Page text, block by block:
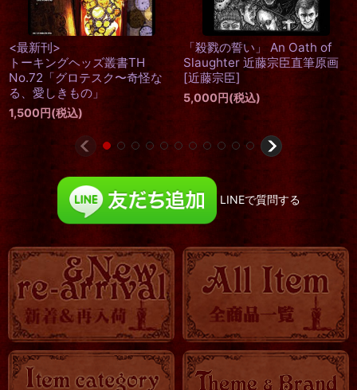
Oath of
臣直筆原画
トーキングヘッズ叢書TH
No.75「秘めごとから覗く世
界」
1,500円 (税込)
「古典的怪物た
Portrait of
Monsters 近藤
近藤宗臣]
5,000円(税込)
LINEで質問する